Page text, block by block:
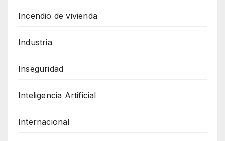
Incendio de vivienda
Industria
Inseguridad
Inteligencia Artificial
Internacional